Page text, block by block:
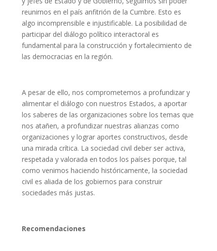
reunirnos en el país anfitrión de la Cumbre. Esto es
algo incomprensible e injustificable. La posibilidad de
participar del diálogo político interactoral es
fundamental para la construcción y fortalecimiento de
las democracias en la región.
A pesar de ello, nos comprometemos a profundizar y
alimentar el diálogo con nuestros Estados, a aportar
los saberes de las organizaciones sobre los temas que
nos atañen, a profundizar nuestras alianzas como
organizaciones y lograr aportes constructivos, desde
una mirada crítica. La sociedad civil deber ser activa,
respetada y valorada en todos los países porque, tal
como venimos haciendo históricamente, la sociedad
civil es aliada de los gobiernos para construir
sociedades más justas.
Recomendaciones